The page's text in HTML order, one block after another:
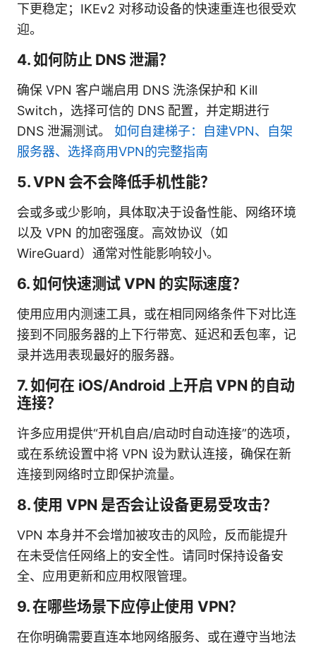
下更稳定；IKEv2 对移动设备的快速重连也很受欢
迎。
4. 如何防止 DNS 泄漏？
确保 VPN 客户端启用 DNS 洗涤保护和 Kill
Switch，选择可信的 DNS 配置，并定期进行
DNS 泄漏测试。 如何自建梯子：自建VPN、自架
服务器、选择商用VPN的完整指南
5. VPN 会不会降低手机性能？
会或多或少影响，具体取决于设备性能、网络环境
以及 VPN 的加密强度。高效协议（如
WireGuard）通常对性能影响较小。
6. 如何快速测试 VPN 的实际速度？
使用应用内测速工具，或在相同网络条件下对比连
接到不同服务器的上下行带宽、延迟和丢包率，记
录并选用表现最好的服务器。
7. 如何在 iOS/Android 上开启 VPN 的自动
连接？
许多应用提供“开机自启/启动时自动连接”的选项，
或在系统设置中将 VPN 设为默认连接，确保在新
连接到网络时立即保护流量。
8. 使用 VPN 是否会让设备更易受攻击？
VPN 本身并不会增加被攻击的风险，反而能提升
在未受信任网络上的安全性。请同时保持设备安
全、应用更新和应用权限管理。
9. 在哪些场景下应停止使用 VPN？
在你明确需要直连本地网络服务、或在遵守当地法